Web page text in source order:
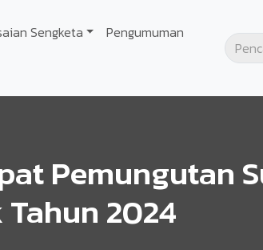
Sengketa
Pengumuman
Pemungutan
2024